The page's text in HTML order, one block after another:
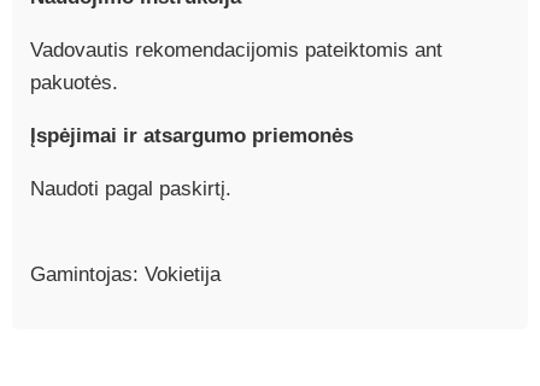
Vadovautis rekomendacijomis pateiktomis ant
pakuotės.
Įspėjimai ir atsargumo priemonės
Naudoti pagal paskirtį.
Gamintojas: Vokietija